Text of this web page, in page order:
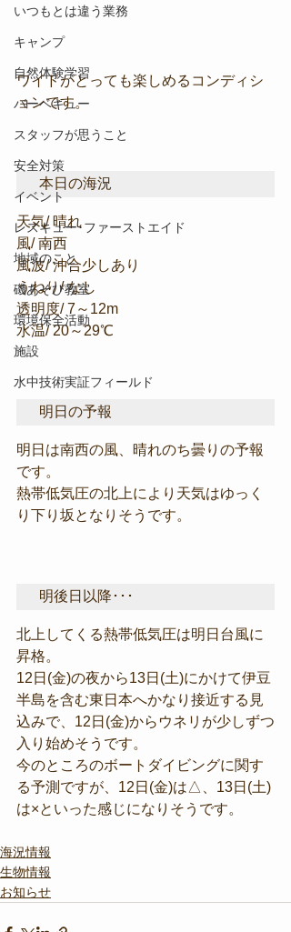
いつもとは違う業務
キャンプ
自然体験学習
バーベキュー
スタッフが思うこと
安全対策
イベント
レスキュー･ファーストエイド
地域のこと
磯あそび教室
環境保全活動
施設
水中技術実証フィールド
ワイドがとっても楽しめるコンディシ
ョンです。
本日の海況
天気/ 晴れ
風/ 南西
風波/ 沖合少しあり
うねり/ なし
透明度/ 7～12m
水温/ 20～29℃
明日の予報
明日は南西の風、晴れのち曇りの予報
です。
熱帯低気圧の北上により天気はゆっく
り下り坂となりそうです。
明後日以降･･･
北上してくる熱帯低気圧は明日台風に
昇格。
12日(金)の夜から13日(土)にかけて伊豆
半島を含む東日本へかなり接近する見
込みで、12日(金)からウネリが少しずつ
入り始めそうです。
今のところのボートダイビングに関す
る予測ですが、12日(金)は△、13日(土)
は×といった感じになりそうです。
海況情報
生物情報
お知らせ